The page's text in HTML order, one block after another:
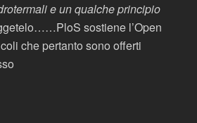
e un qualche principio
sostiene l’Open
che pertanto sono offerti